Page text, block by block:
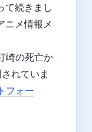
て続きまし
ニメ情報メ
崎の死亡か
れていま
フォー